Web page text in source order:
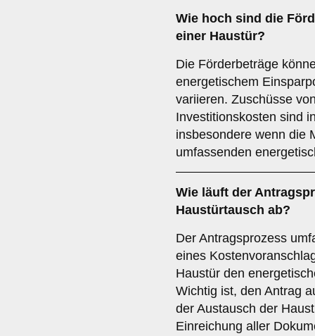
Wie hoch sind die
einer Haustür?
Die Förderbeträge
energetischem
variieren. Zuschüsse
Investitionskosten sind
insbesondere wenn die
umfassenden
Wie läuft der
Haustürtausch ab?
Der Antragsprozess
eines
Haustür den
Wichtig ist, den Antrag
der Austausch der
Einreichung aller